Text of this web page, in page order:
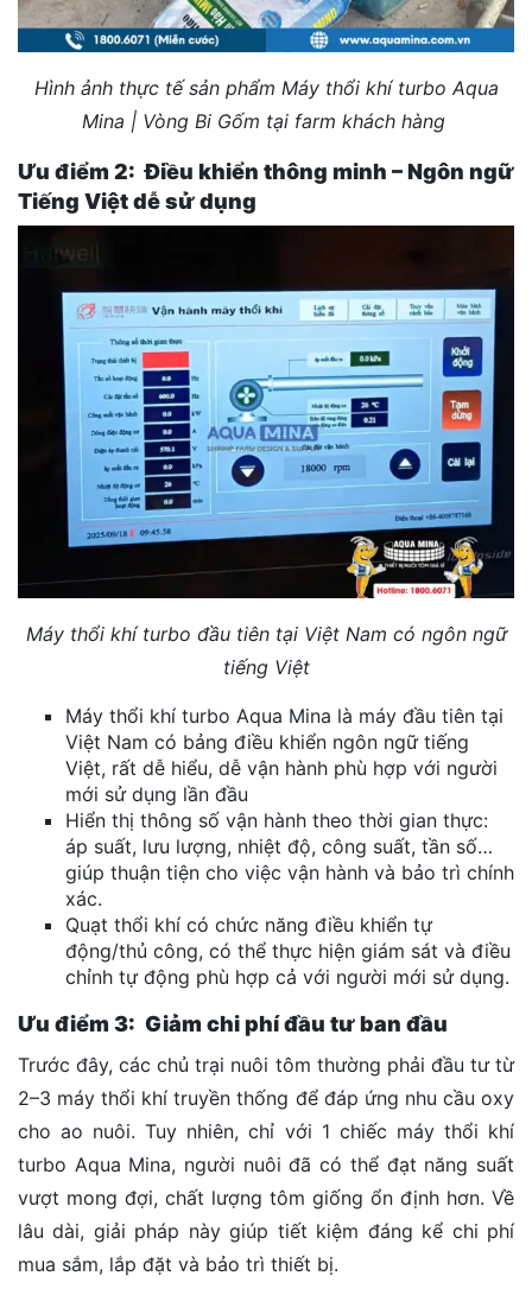
Hình ảnh thực tế sản phẩm Máy thổi khí turbo Aqua
Mina | Vòng Bi Gốm tại farm khách hàng
Ưu điểm 2: Điều khiển thông minh – Ngôn ngữ
Tiếng Việt dễ sử dụng
Máy thổi khí turbo đầu tiên tại Việt Nam có ngôn ngữ
tiếng Việt
Máy thổi khí turbo Aqua Mina là máy đầu tiên tại
Việt Nam có bảng điều khiển ngôn ngữ tiếng
Việt, rất dễ hiểu, dễ vận hành phù hợp với người
mới sử dụng lần đầu
Hiển thị thông số vận hành theo thời gian thực:
áp suất, lưu lượng, nhiệt độ, công suất, tần số…
giúp thuận tiện cho việc vận hành và bảo trì chính
xác.
Quạt thổi khí có chức năng điều khiển tự
động/thủ công, có thể thực hiện giám sát và điều
chỉnh tự động phù hợp cả với người mới sử dụng.
Ưu điểm 3: Giảm chi phí đầu tư ban đầu
Trước đây, các chủ trại nuôi tôm thường phải đầu tư từ
2–3 máy thổi khí truyền thống để đáp ứng nhu cầu oxy
cho ao nuôi. Tuy nhiên, chỉ với 1 chiếc máy thổi khí
turbo Aqua Mina, người nuôi đã có thể đạt năng suất
vượt mong đợi, chất lượng tôm giống ổn định hơn. Về
lâu dài, giải pháp này giúp tiết kiệm đáng kể chi phí
mua sắm, lắp đặt và bảo trì thiết bị.